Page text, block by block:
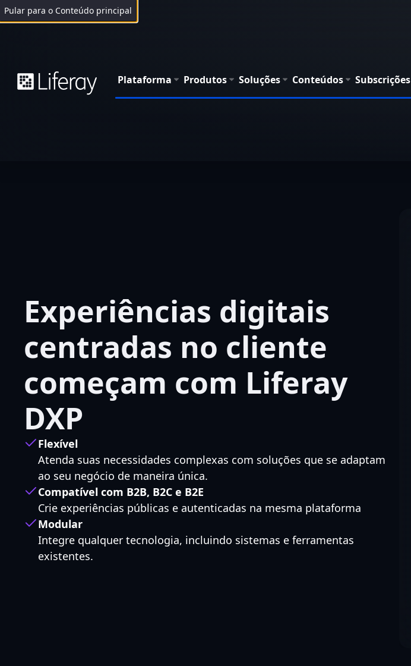
Pular para o Conteúdo principal
Plataforma Produtos Soluções Conteúdos Subscrições
Experiências digitais
centradas no cliente
começam com Liferay
DXP
Flexível
Atenda suas necessidades complexas com soluções que se adaptam
ao seu negócio de maneira única.
Compatível com B2B, B2C e B2E
Crie experiências públicas e autenticadas na mesma plataforma
Modular
Integre qualquer tecnologia, incluindo sistemas e ferramentas
existentes.